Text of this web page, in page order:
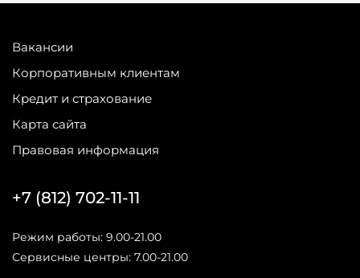
Вакансии
Корпоративным клиентам
Кредит и страхование
Карта сайта
Правовая информация
+7 (812) 702-11-11
Режим работы: 9.00-21.00
Сервисные центры: 7.00-21.00